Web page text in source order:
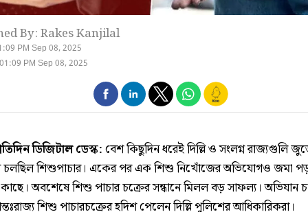
By: Rakes Kanjilal
PM Sep 08, 2025
PM Sep 08, 2025
ডিজিটাল ডেস্ক:বেশ কিছুদিন ধরেই দিল্লি ও সংলগ্ন রাজ্যগুলি
চলছিল শিশুপাচার। একের পর এক শিশু নিখোঁজের অভিযোগও জমা
অবশেষে শিশু পাচার চক্রের সন্ধানে মিলল বড় সাফল্য। অভিযান
শিশু পাচারচক্রের হদিশ পেলেন দিল্লি পুলিশের আধিকারিকরা।